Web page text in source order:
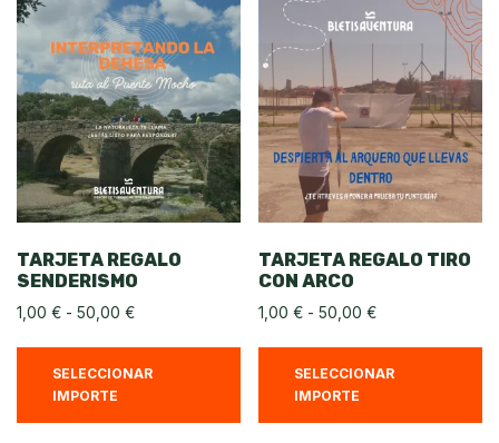
TARJETA REGALO
SENDERISMO
1,00 € - 50,00 €
SELECCIONAR
IMPORTE
TARJETA REGALO TIRO
CON ARCO
1,00€ - 50,00€
SELECCIONAR
IMPORTE